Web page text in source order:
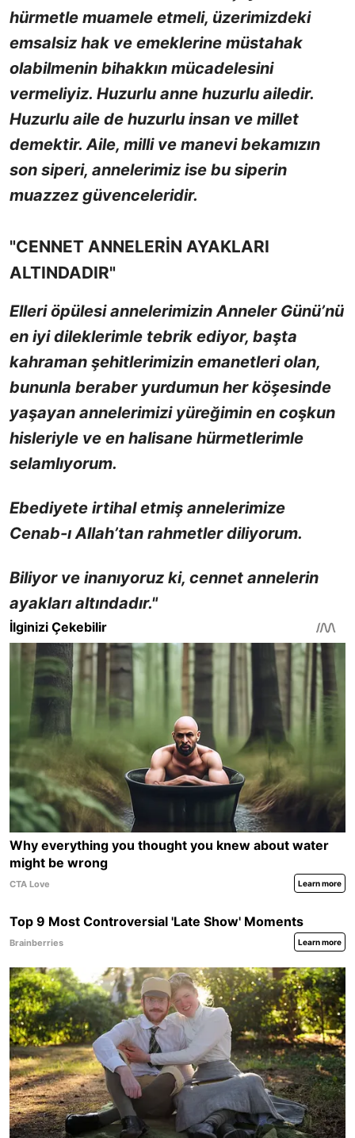
hürmetle muamele etmeli, üzerimizdeki
emsalsiz hak ve emeklerine müstahak
olabilmenin bihakkın mücadelesini
vermeliyiz. Huzurlu anne huzurlu ailedir.
Huzurlu aile de huzurlu insan ve millet
demektir. Aile, milli ve manevi bekamızın
son siperi, annelerimiz ise bu siperin
muazzez güvenceleridir.
"CENNET ANNELERİN AYAKLARI
ALTINDADIR"
Elleri öpülesi annelerimizin Anneler Günü’nü
en iyi dileklerimle tebrik ediyor, başta
kahraman şehitlerimizin emanetleri olan,
bununla beraber yurdumun her köşesinde
yaşayan annelerimizi yüreğimin en coşkun
hisleriyle ve en halisane hürmetlerimle
selamlıyorum.
Ebediyete irtihal etmiş annelerimize
Cenab-ı Allah’tan rahmetler diliyorum.
Biliyor ve inanıyoruz ki, cennet annelerin
ayakları altındadır."